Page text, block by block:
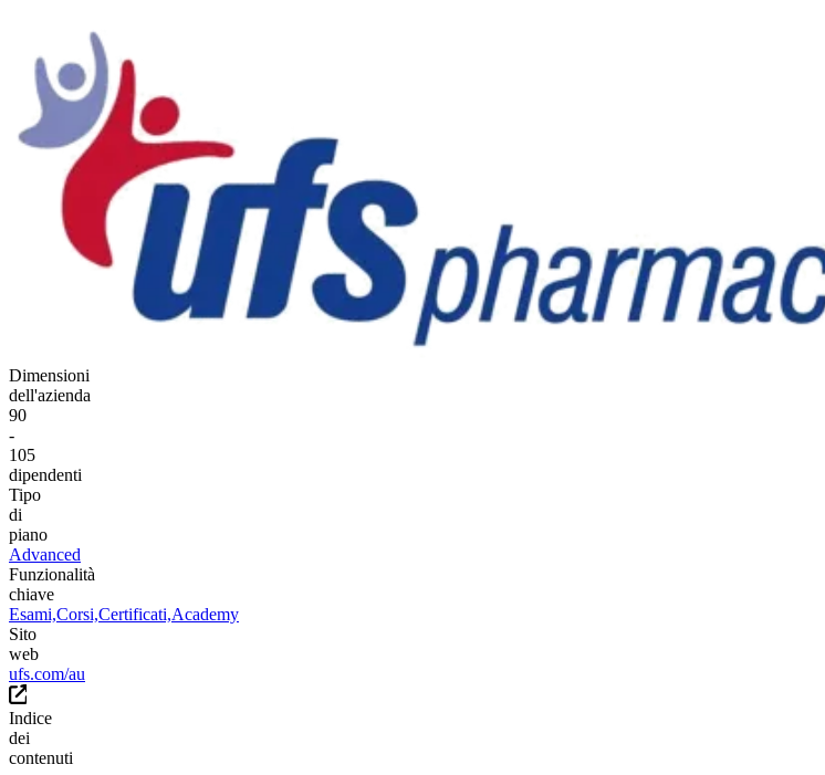
Dimensioni
dell'azienda
90
-
105
dipendenti
Tipo
di
piano
Advanced
Funzionalità
chiave
Esami,Corsi,Certificati,Academy
Sito
web
ufs.com/au
Indice
dei
contenuti